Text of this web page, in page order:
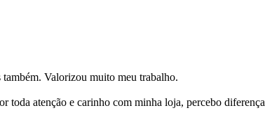
Valorizou muito meu trabalho.
atenção e carinho com minha loja, percebo